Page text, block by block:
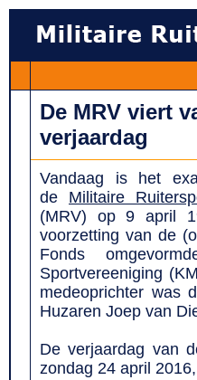
De MRV viert
verjaardag
Vandaag is het
de Militaire
(MRV) op 9 april
voorzetting van de
Fonds
Sportvereeniging
medeoprichter was
Huzaren Joep van
De verjaardag van
zondag 24 april